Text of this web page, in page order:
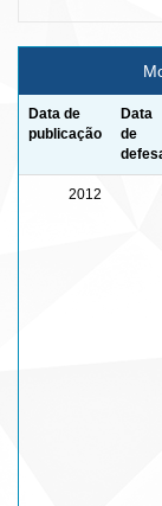
Data de
publicação
Data
de
2012